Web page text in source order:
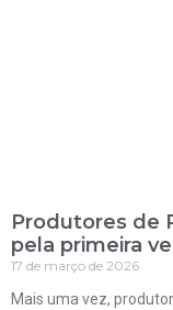
Produtores de
pela primeira
17 de março de 2026
Mais uma vez,